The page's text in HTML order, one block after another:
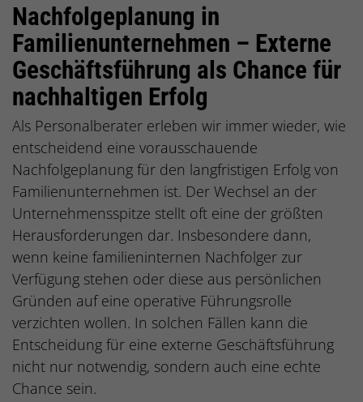
Nachfolgeplanung in
Familienunternehmen – Externe
Geschäftsführung als Chance für
nachhaltigen Erfolg
Als Personalberater erleben wir immer wieder, wie
entscheidend eine vorausschauende
Nachfolgeplanung für den langfristigen Erfolg von
Familienunternehmen ist. Der Wechsel an der
Unternehmensspitze stellt oft eine der größten
Herausforderungen dar. Insbesondere dann,
wenn keine familieninternen Nachfolger zur
Verfügung stehen oder diese aus persönlichen
Gründen auf eine operative Führungsrolle
verzichten wollen. In solchen Fällen kann die
Entscheidung für eine externe Geschäftsführung
nicht nur notwendig, sondern auch eine echte
Chance sein.